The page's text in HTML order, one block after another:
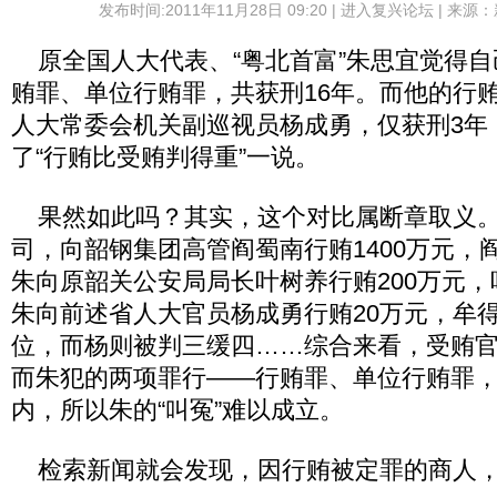
发布时间:2011年11月28日 09:20 | 进入复兴论坛| 来源
原全国人大代表、“粤北首富”朱思宜觉得
贿罪、单位行贿罪，共获刑16年。而他的
人大常委会机关副巡视员杨成勇，仅获刑3
了“行贿比受贿判得重”一说。
果然如此吗？其实，这个对比属断章取义
司，向韶钢集团高管阎蜀南行贿1400万元，
朱向原韶关公安局局长叶树养行贿200万元
朱向前述省人大官员杨成勇行贿20万元，牟
位，而杨则被判三缓四……综合来看，受贿
而朱犯的两项罪行——行贿罪、单位行贿罪
内，所以朱的“叫冤”难以成立。
检索新闻就会发现，因行贿被定罪的商人